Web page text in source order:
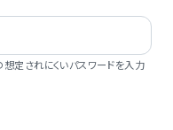
定されにくいパスワードを入力